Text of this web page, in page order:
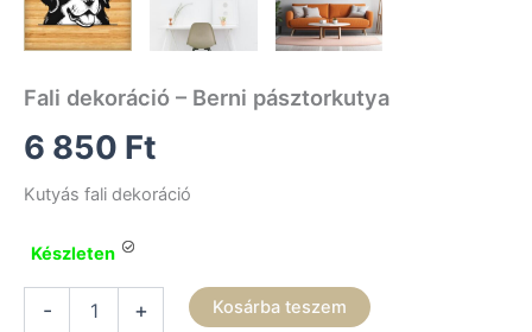
Fali dekoráció – Berni pásztorkutya
6 850 Ft
Kutyás fali dekoráció
Készleten
-
dekoráció
+ Kosárba teszem